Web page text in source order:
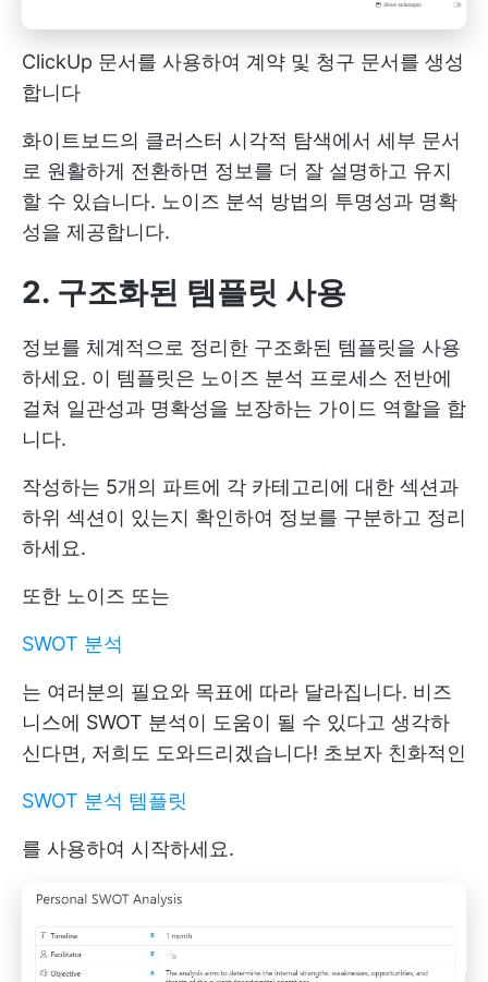
ClickUp 문서를 사용하여 계약 및 청구 문서를 생성
합니다
화이트보드의 클러스터 시각적 탐색에서 세부 문서
로 원활하게 전환하면 정보를 더 잘 설명하고 유지
할 수 있습니다. 노이즈 분석 방법의 투명성과 명확
성을 제공합니다.
2. 구조화된 템플릿 사용
정보를 체계적으로 정리한 구조화된 템플릿을 사용
하세요. 이 템플릿은 노이즈 분석 프로세스 전반에
걸쳐 일관성과 명확성을 보장하는 가이드 역할을 합
니다.
작성하는 5개의 파트에 각 카테고리에 대한 섹션과
하위 섹션이 있는지 확인하여 정보를 구분하고 정리
하세요.
또한 노이즈 또는
SWOT 분석
는 여러분의 필요와 목표에 따라 달라집니다. 비즈
니스에 SWOT 분석이 도움이 될 수 있다고 생각하
신다면, 저희도 도와드리겠습니다! 초보자 친화적인
SWOT 분석 템플릿
를 사용하여 시작하세요.